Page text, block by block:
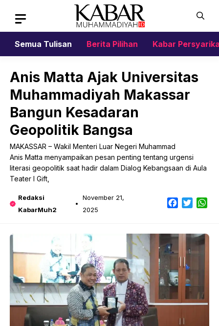
content
Semua Tulisan
Berita Pilihan Kabar
Anis Matta Ajak Universitas
Muhammadiyah Makassar
Bangun Kesadaran
Geopolitik Bangsa
MAKASSAR – Wakil Menteri Luar Negeri Muhammad
Anis Matta menyampaikan pesan penting tentang urgensi
literasi geopolitik saat hadir dalam Dialog Kebangsaan di Aula
Teater I Gift,
Redaksi
KabarMuh2
November 21,
2025
Facebook
Twitter